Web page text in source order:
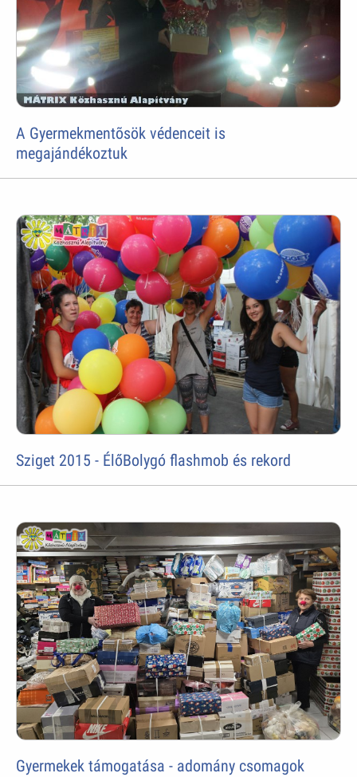
A Gyermekmentõsök védenceit is
megajándékoztuk
Sziget 2015 - ÉlőBolygó flashmob és rekord
Gyermekek támogatása - adomány csomagok